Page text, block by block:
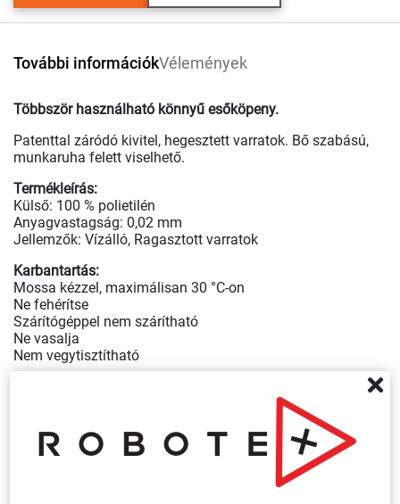
További információkVélemények
Többször használható könnyű esőköpeny.
Patenttal záródó kivitel, hegesztett varratok. Bő szabású,
munkaruha felett viselhető.
Termékleírás:
Külső: 100 % polietilén
Anyagvastagság: 0,02 mm
Jellemzők: Vízálló, Ragasztott varratok
Karbantartás:
Mossa kézzel, maximálisan 30 °C-on
Ne fehérítse
Szárítógéppel nem szárítható
Ne vasalja
Nem vegytisztítható
Kapcsolódó termékek